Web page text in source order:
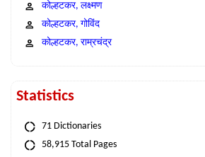
कोल्हटकर, लक्ष्मण
कोल्हटकर, गोविंद
कोल्हटकर, राम्रचंद्र
Statistics
71 Dictionaries
58,915 Total Pages